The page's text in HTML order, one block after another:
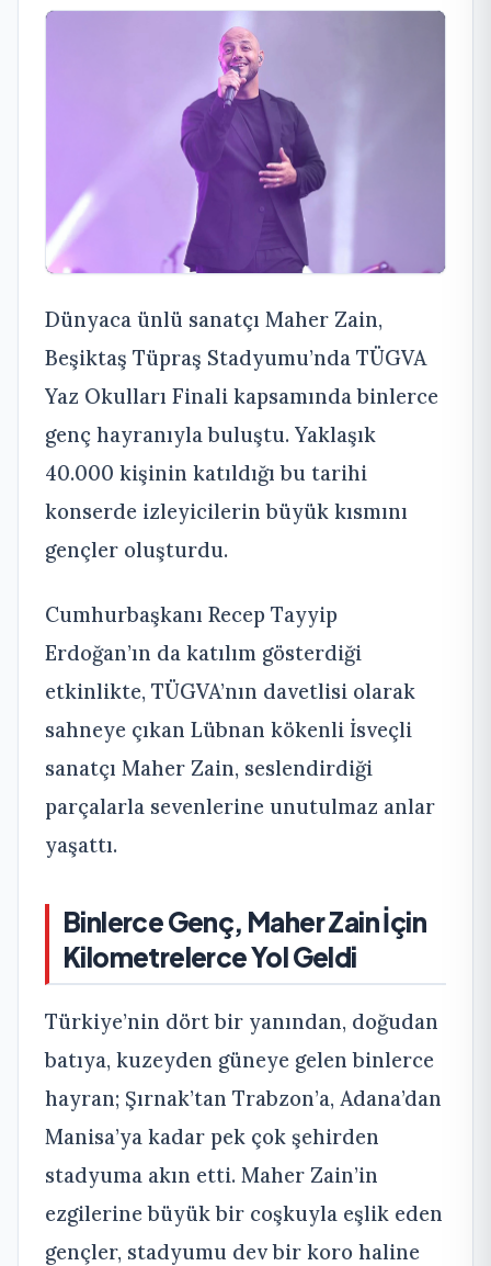
Dünyaca ünlü sanatçı Maher Zain,
Beşiktaş Tüpraş Stadyumu’nda TÜGVA
Yaz Okulları Finali kapsamında binlerce
genç hayranıyla buluştu. Yaklaşık
40.000 kişinin katıldığı bu tarihi
konserde izleyicilerin büyük kısmını
gençler oluşturdu.
Cumhurbaşkanı Recep Tayyip
Erdoğan’ın da katılım gösterdiği
etkinlikte, TÜGVA’nın davetlisi olarak
sahneye çıkan Lübnan kökenli İsveçli
sanatçı Maher Zain, seslendirdiği
parçalarla sevenlerine unutulmaz anlar
yaşattı.
Binlerce Genç, Maher Zain İçin
Kilometrelerce Yol Geldi
Türkiye’nin dört bir yanından, doğudan
batıya, kuzeyden güneye gelen binlerce
hayran; Şırnak’tan Trabzon’a, Adana’dan
Manisa’ya kadar pek çok şehirden
stadyuma akın etti. Maher Zain’in
ezgilerine büyük bir coşkuyla eşlik eden
gençler, stadyumu dev bir koro haline